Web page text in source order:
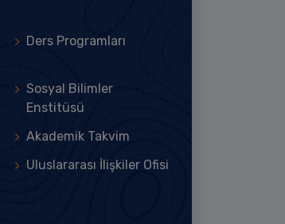
Ders Programları
Sosyal Bilimler
Enstitüsü
Akademik Takvim
Uluslararası İlişkiler Ofisi